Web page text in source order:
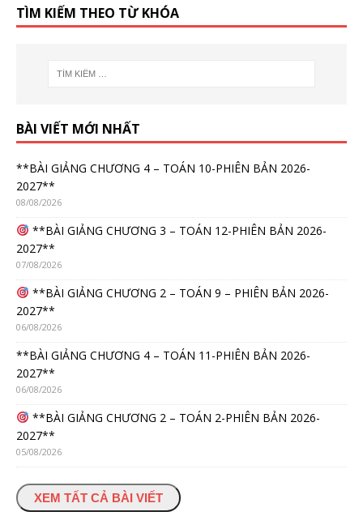
TÌM KIẾM THEO TỪ KHÓA
BÀI VIẾT MỚI NHẤT
**BÀI GIẢNG CHƯƠNG 4 – TOÁN 10-PHIÊN BẢN 2026-
2027**
08/08/2026
**BÀI GIẢNG CHƯƠNG 3 – TOÁN 12-PHIÊN BẢN 2026-
2027**
07/08/2026
**BÀI GIẢNG CHƯƠNG 2 – TOÁN 9 – PHIÊN BẢN 2026-
2027**
06/08/2026
**BÀI GIẢNG CHƯƠNG 4 – TOÁN 11-PHIÊN BẢN 2026-
2027**
06/08/2026
**BÀI GIẢNG CHƯƠNG 2 – TOÁN 2-PHIÊN BẢN 2026-
2027**
05/08/2026
XEM TẤT CẢ BÀI VIẾT